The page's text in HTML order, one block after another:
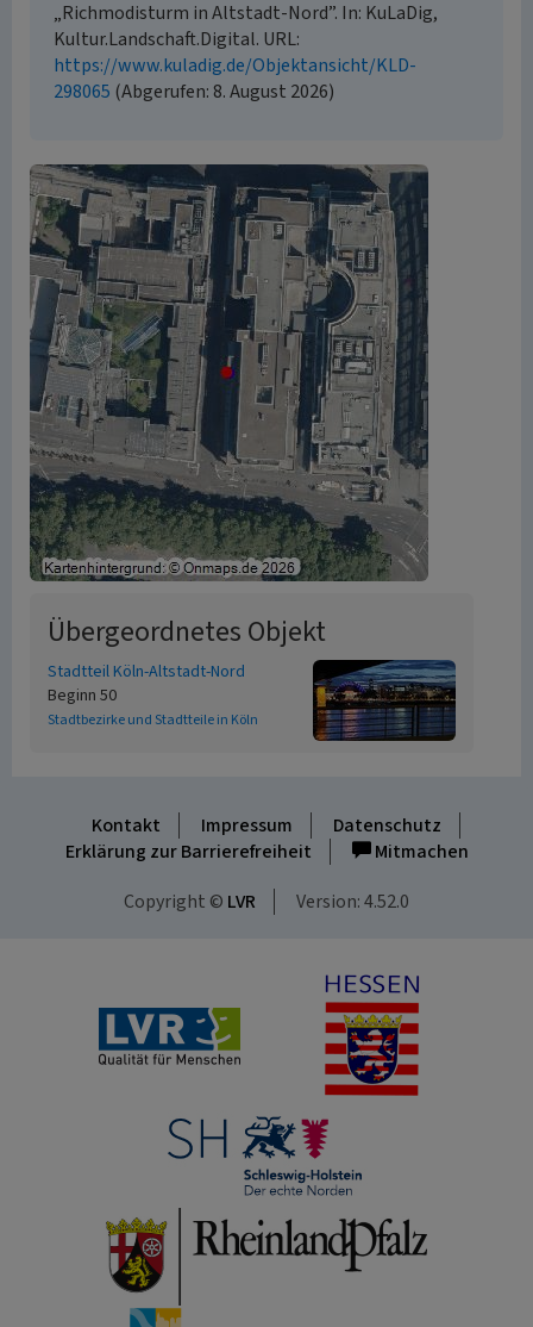
„Richmodisturm in Altstadt-Nord”. In: KuLaDig,
Kultur.Landschaft.Digital. URL:
https://www.kuladig.de/Objektansicht/KLD-
298065 (Abgerufen: 8. August 2026)
Übergeordnetes Objekt
Stadtteil Köln-Altstadt-Nord
Beginn 50
Stadtbezirke und Stadtteile in Köln
Kontakt Impressum
Datenschutz
Erklärung zur Barrierefreiheit
Mitmachen
Copyright © LVR Version: 4.52.0